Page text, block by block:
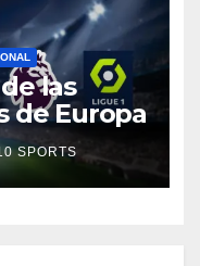
las
de Europa
SPORTS